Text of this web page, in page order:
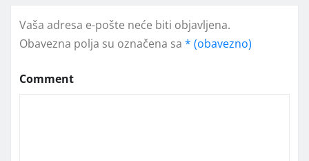
Vaša adresa e-pošte neće biti objavljena.
Obavezna polja su označena sa * (obavezno)
Comment